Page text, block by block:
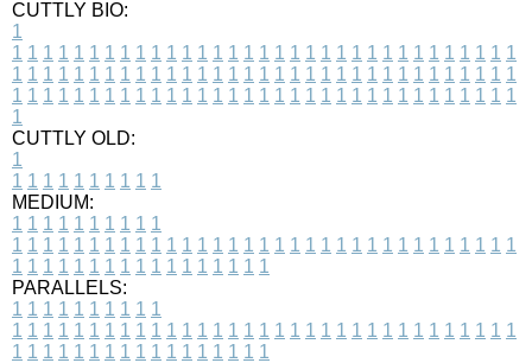
CUTTLY BIO:
1
1 1 1 1 1 1 1 1 1 1 1 1 1 1 1 1 1 1 1 1 1 1 1 1 1 1 1 1 1 1 1 1 1
1 1 1 1 1 1 1 1 1 1 1 1 1 1 1 1 1 1 1 1 1 1 1 1 1 1 1 1 1 1 1 1 1
1 1 1 1 1 1 1 1 1 1 1 1 1 1 1 1 1 1 1 1 1 1 1 1 1 1 1 1 1 1 1 1 1
1
CUTTLY OLD:
1
1 1 1 1 1 1 1 1 1 1
MEDIUM:
1 1 1 1 1 1 1 1 1 1
1 1 1 1 1 1 1 1 1 1 1 1 1 1 1 1 1 1 1 1 1 1 1 1 1 1 1 1 1 1 1 1 1
1 1 1 1 1 1 1 1 1 1 1 1 1 1 1 1 1
PARALLELS:
1 1 1 1 1 1 1 1 1 1
1 1 1 1 1 1 1 1 1 1 1 1 1 1 1 1 1 1 1 1 1 1 1 1 1 1 1 1 1 1 1 1 1
1 1 1 1 1 1 1 1 1 1 1 1 1 1 1 1 1